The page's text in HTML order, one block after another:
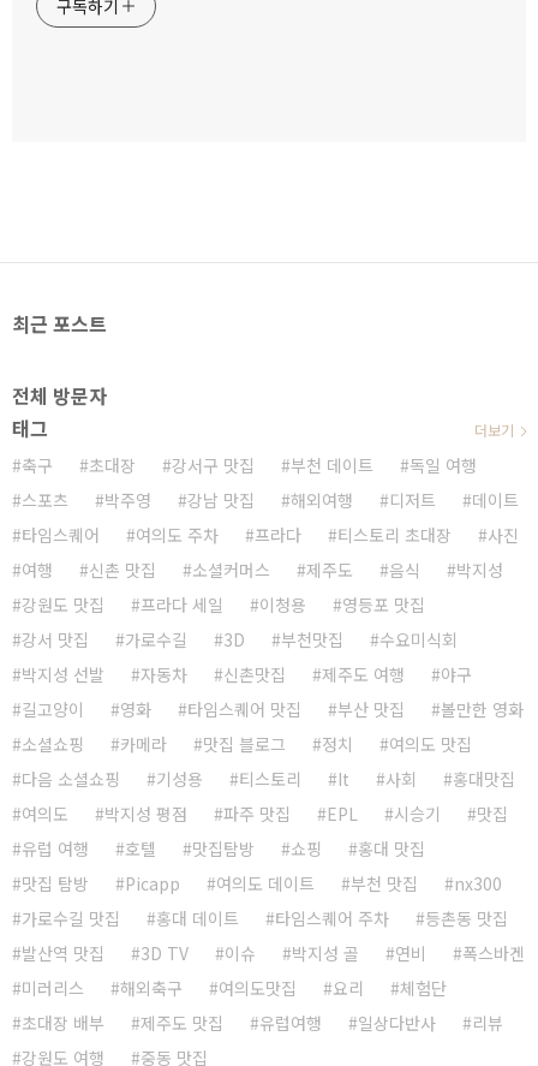
구독하기
최근 포스트
전체 방문자
태그
축구 초대장 강서구 맛집 부천 데이트
독일 여행
스포츠
박주영 강남 맛집 해외여행 디저트
데이트
타임스퀘어
여의도 주차 프라다 티스토리 초대장
사진
여행
신촌 맛집 소셜커머스 제주도 음식
박지성
강원도 맛집
프라다 세일 이청용
영등포 맛집
강서 맛집
가로수길 3D 부천맛집
수요미식회
박지성 선발
자동차 신촌맛집 제주도 여행
야구
길고양이
영화 타임스퀘어 맛집 부산 맛집
볼만한 영화
소셜쇼핑
카메라 맛집 블로그 정치
여의도 맛집
다음 소셜쇼핑
기성용 티스토리 It 사회
홍대맛집
여의도
박지성 평점 파주 맛집 EPL 시승기
맛집
유럽 여행
호텔 맛집탐방 쇼핑
홍대 맛집
맛집 탐방
Picapp 여의도 데이트 부천 맛집
nx300
가로수길 맛집
홍대 데이트 타임스퀘어 주차
등촌동 맛집
발산역 맛집
3D TV 이슈 박지성 골 연비
폭스바겐
미러리스
해외축구 여의도맛집 요리
체험단
초대장 배부
제주도 맛집 유럽여행 일상다반사
리뷰
강원도 여행
중동 맛집
더보기